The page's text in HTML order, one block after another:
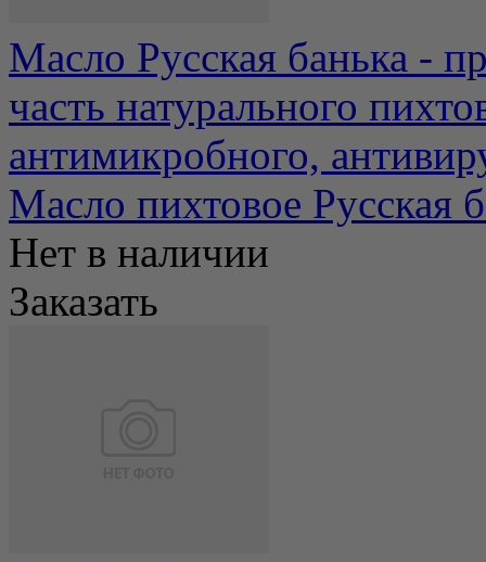
Масло Русская банька -
часть натурального
антимикробного,
Масло пихтовое Русская
Нет в наличии
Заказать